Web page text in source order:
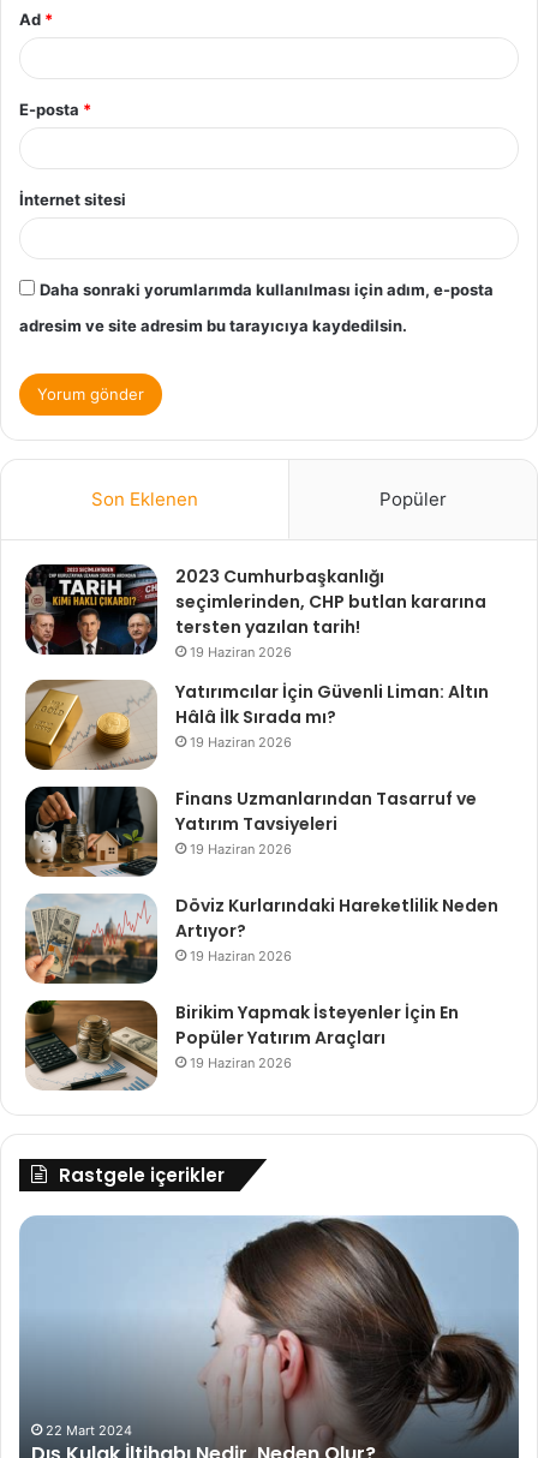
Ad *
E-posta *
İnternet sitesi
Daha sonraki yorumlarımda kullanılması için adım, e-posta
adresim ve site adresim bu tarayıcıya kaydedilsin.
Son Eklenen Popüler
2023 Cumhurbaşkanlığı
seçimlerinden, CHP butlan kararına
tersten yazılan tarih!
19 Haziran 2026
Yatırımcılar İçin Güvenli Liman: Altın
Hâlâ İlk Sırada mı?
19 Haziran 2026
Finans Uzmanlarından Tasarruf ve
Yatırım Tavsiyeleri
19 Haziran 2026
Döviz Kurlarındaki Hareketlilik Neden
Artıyor?
19 Haziran 2026
Birikim Yapmak İsteyenler İçin En
Popüler Yatırım Araçları
19 Haziran 2026
Rastgele içerikler
Dış
22 Mart 2024